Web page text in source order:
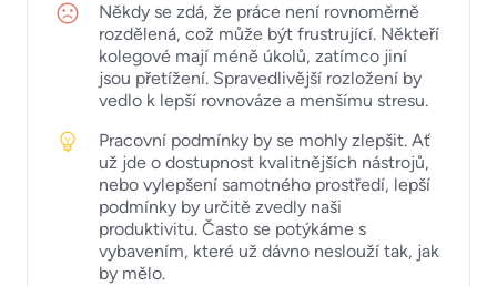
Někdy se zdá, že práce není rovnoměrně
rozdělená, což může být frustrující. Někteří
kolegové mají méně úkolů, zatímco jiní
jsou přetížení. Spravedlivější rozložení by
vedlo k lepší rovnováze a menšímu stresu.
Pracovní podmínky by se mohly zlepšit. Ať
už jde o dostupnost kvalitnějších nástrojů,
nebo vylepšení samotného prostředí, lepší
podmínky by určitě zvedly naši
produktivitu. Často se potýkáme s
vybavením, které už dávno neslouží tak, jak
by mělo.